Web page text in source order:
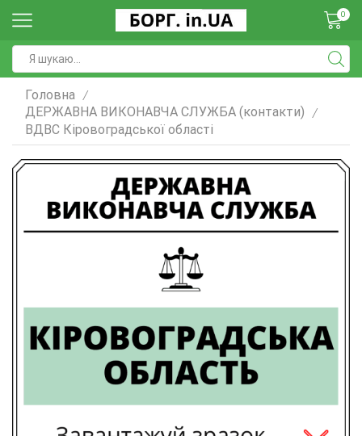
0
Головна /
ДЕРЖАВНА ВИКОНАВЧА СЛУЖБА (контакти) /
ВДВС Кіровоградської області